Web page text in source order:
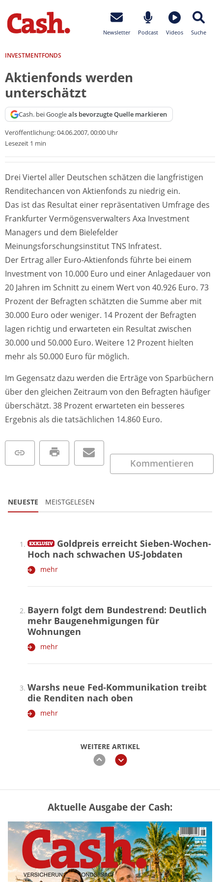
Newsletter Podcast Videos Suche
INVESTMENTFONDS
Aktienfonds werden
unterschätzt
Cash. bei Googleals bevorzugte Quelle markieren
Veröffentlichung:04.06.2007, 00:00 Uhr
Lesezeit 1 min
Drei Viertel aller Deutschen schätzen die langfristigen
Renditechancen von Aktienfonds zu niedrig ein.
Das ist das Resultat einer repräsentativen Umfrage des
Frankfurter Vermögensverwalters Axa Investment
Managers und dem Bielefelder
Meinungsforschungsinstitut TNS Infratest.
Der Ertrag aller Euro-Aktienfonds führte bei einem
Investment von 10.000 Euro und einer Anlagedauer von
20 Jahren im Schnitt zu einem Wert von 40.926 Euro. 73
Prozent der Befragten schätzten die Summe aber mit
30.000 Euro oder weniger. 14 Prozent der Befragten
lagen richtig und erwarteten ein Resultat zwischen
30.000 und 50.000 Euro. Weitere 12 Prozent hielten
mehr als 50.000 Euro für möglich.
Im Gegensatz dazu werden die Erträge von Sparbüchern
über den gleichen Zeitraum von den Befragten häufiger
überschätzt. 38 Prozent erwarteten ein besseres
Ergebnis als die tatsächlichen 14.860 Euro.
Kommentieren
NEUESTE MEISTGELESEN
WEITERE ARTIKEL
zurückweiter
Goldpreis erreicht Sieben-Wochen-
Hoch nach schwachen US-Jobdaten
mehr
Bayern folgt dem Bundestrend: Deutlich
mehr Baugenehmigungen für
Wohnungen
mehr
Warshs neue Fed-Kommunikation treibt
die Renditen nach oben
mehr
Vermieter-Zutritt: Wann Mieter
die Wohnung öffnen müssen
mehr
Mütterrente III Tabelle: So viel Renten-
Aktuelle Ausgabe der Cash: